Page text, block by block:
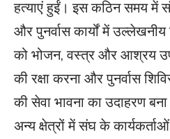
हत्याएं हुईं। इस कठिन समय में
और पुनर्वास कार्यों में उल्लेखनीय
को भोजन, वस्त्र और आश्रय
की रक्षा करना और पुनर्वास
की सेवा भावना का उदाहरण
अन्य क्षेत्रों में संघ के